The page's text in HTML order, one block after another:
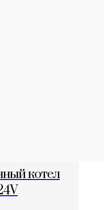
котел